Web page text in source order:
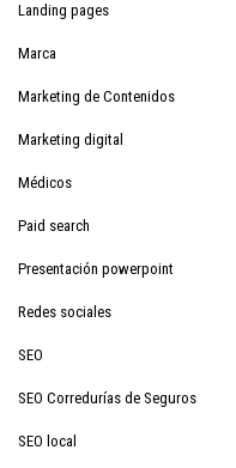
Landing pages
Marca
Marketing de Contenidos
Marketing digital
Médicos
Paid search
Presentación powerpoint
Redes sociales
SEO
SEO Corredurías de Seguros
SEO local